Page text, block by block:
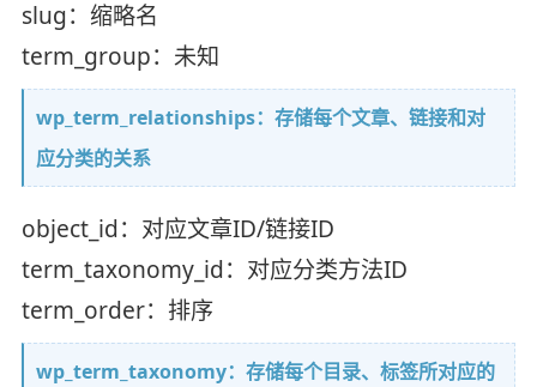
slug：缩略名
term_group：未知
wp_term_relationships：存储每个文章、链接和对
应分类的关系
object_id：对应文章ID/链接ID
term_taxonomy_id：对应分类方法ID
term_order：排序
wp_term_taxonomy：存储每个目录、标签所对应的